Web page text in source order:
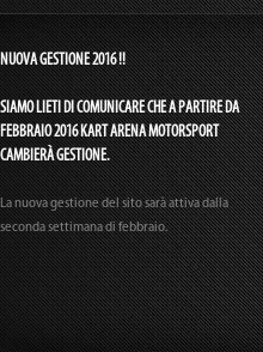
NUOVA GESTIONE 2016 !!
SIAMO LIETI DI COMUNICARE CHE A PARTIRE DA
FEBBRAIO 2016 KART ARENA MOTORSPORT
CAMBIERÀ GESTIONE.
La nuova gestione del sito sarà attiva dalla
seconda settimana di febbraio.